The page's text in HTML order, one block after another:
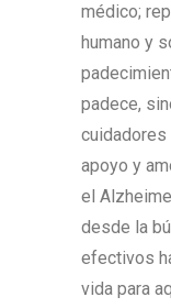
médico;
humano y
padece,
cuidadores
apoyo y
el
desde la
efectivos
vida para